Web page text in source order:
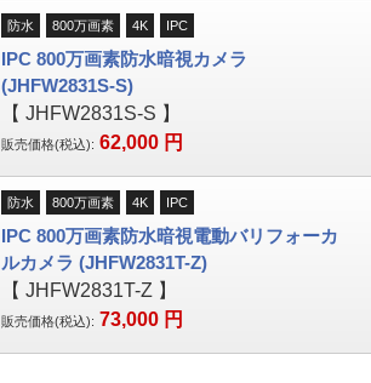
防水 800万画素 4K IPC
IPC 800万画素防水暗視カメラ
(JHFW2831S-S)
【 JHFW2831S-S 】
販売価格(税込): 62,000 円
防水 800万画素 4K IPC
IPC 800万画素防水暗視電動バリフォーカ
ルカメラ (JHFW2831T-Z)
【 JHFW2831T-Z 】
販売価格(税込): 73,000 円